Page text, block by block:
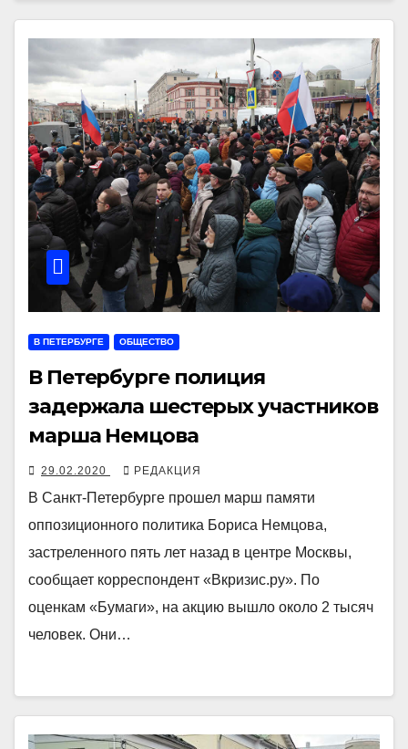
В ПЕТЕРБУРГЕ ОБЩЕСТВО
В Петербурге полиция
задержала шестерых участников
марша Немцова
29.02.2020 РЕДАКЦИЯ
В Санкт-Петербурге прошел марш памяти
оппозиционного политика Бориса Немцова,
застреленного пять лет назад в центре Москвы,
сообщает корреспондент «Вкризис.ру». По
оценкам «Бумаги», на акцию вышло около 2 тысяч
человек. Они…